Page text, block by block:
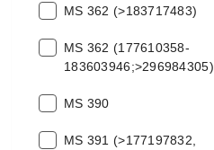
pilarek:
Pasujące
pilarek:
MS 362 (>183717483)
Pasujące
modele
MS 362 (177610358-
183603946;>296984305)
Pasujące
pilarek:
MS 390
Pasujące
MS 391 (>177197832,